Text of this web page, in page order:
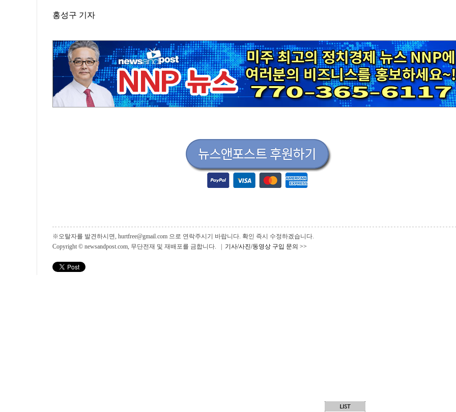
홍성구 기자
※오탈자를 발견하시면, hurtfree@gmail.com 으로 연락주시기 바랍니다. 확인 즉시 수정하겠습니다.
Copyright © newsandpost.com, 무단전재 및 재배포를 금합니다. | 기사/사진/동영상 구입 문의 >>